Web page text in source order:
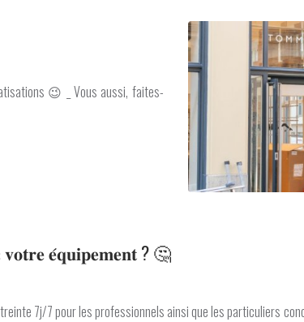
😉 _ Vous aussi, faites-
𝐞́𝐪𝐮𝐢𝐩𝐞𝐦𝐞𝐧𝐭 ? 🤔
7j/7 pour les professionnels ainsi que les particuliers